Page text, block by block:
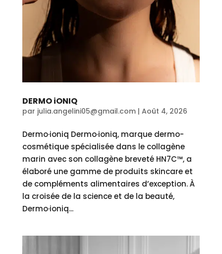
DERMO iONIQ
par julia.angelini05@gmail.com| Août 4, 2026
Dermo·ioniq Dermo·ioniq, marque dermo-
cosmétique spécialisée dans le collagène
marin avec son collagène breveté HN7C™, a
élaboré une gamme de produits skincare et
de compléments alimentaires d’exception. À
la croisée de la science et de la beauté,
Dermo·ioniq...